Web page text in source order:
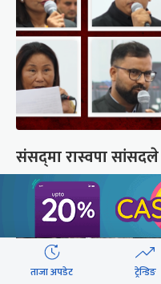
संसद्‍मा रास्वपा
ताजा अपडेट ट्रेन्डिङ